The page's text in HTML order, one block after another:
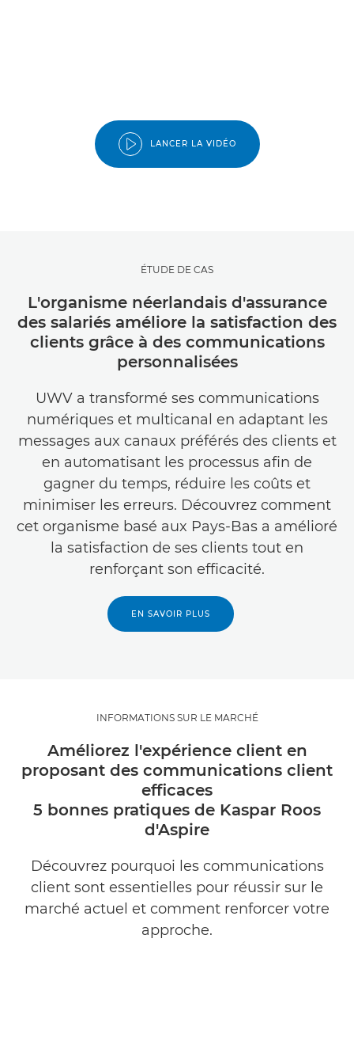
LANCER LA VIDÉO
ÉTUDE DE CAS
L'organisme néerlandais d'assurance
des salariés améliore la satisfaction des
clients grâce à des communications
personnalisées
UWV a transformé ses communications
numériques et multicanal en adaptant les
messages aux canaux préférés des clients et
en automatisant les processus afin de
gagner du temps, réduire les coûts et
minimiser les erreurs. Découvrez comment
cet organisme basé aux Pays-Bas a amélioré
la satisfaction de ses clients tout en
renforçant son efficacité.
EN SAVOIR PLUS
INFORMATIONS SUR LE MARCHÉ
Améliorez l'expérience client en
proposant des communications client
efficaces
5 bonnes pratiques de Kaspar Roos
d'Aspire
Découvrez pourquoi les communications
client sont essentielles pour réussir sur le
marché actuel et comment renforcer votre
approche.